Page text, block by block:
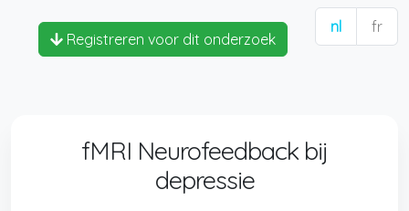
nl fr
Registreren voor dit onderzoek
fMRI Neurofeedback bij
depressie